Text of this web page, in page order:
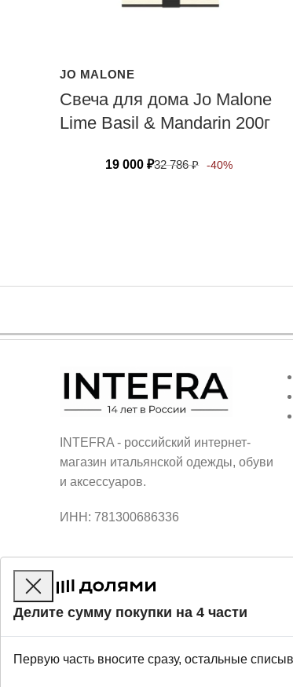
JO MALONE
Свеча для дома Jo Malone
Lime Basil & Mandarin 200г
19 000₽32 786₽ -40%
INTEFRA - российский интернет-
магазин итальянской одежды, обуви
и аксессуаров.
ИНН: 781300686336
Делите сумму покупки на 4 части
Первую часть вносите сразу, остальные